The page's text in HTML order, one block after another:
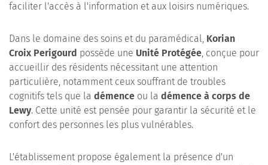
faciliter l'accès à l'information et aux loisirs numériques.
Dans le domaine des soins et du paramédical, Korian
Croix Perigourd possède une Unité Protégée, conçue pour
accueillir des résidents nécessitant une attention
particulière, notamment ceux souffrant de troubles
cognitifs tels que la démence ou la démence à corps de
Lewy. Cette unité est pensée pour garantir la sécurité et le
confort des personnes les plus vulnérables.
L'établissement propose également la présence d'un